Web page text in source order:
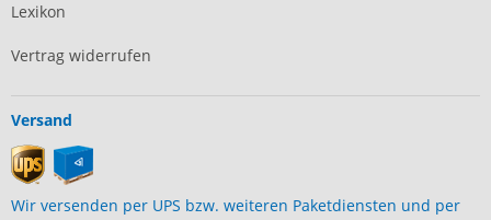
Lexikon
Vertrag widerrufen
Versand
Wir versenden per UPS bzw. weiteren Paketdiensten und per